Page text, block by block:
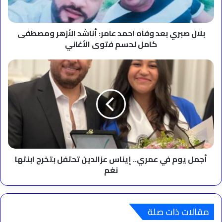
الأزهر
ومصطفى
كامل
الأغاني
بلال صبري بعد وفاه احمد عامر: أناشد الأزهر ومصطفى
كامل لحسم فتوى الأغاني
أجمل
في
عمري..
إيناس
عزالدين
تحتفل
بتخرج
ابنتها
نغمأجمل يوم في عمري.. إيناس عزالدين تحتفل بتخرج ابنتها
نغم
مقالات ذات صلة